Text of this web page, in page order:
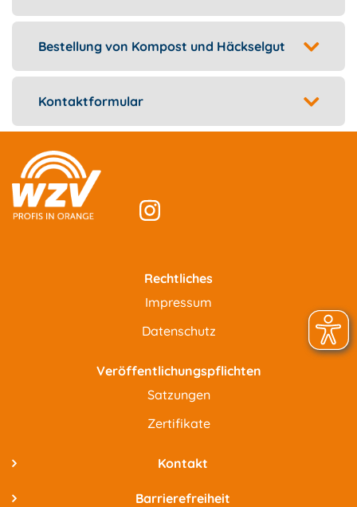
Bestellung von Kompost und Häckselgut
Kontaktformular
Rechtliches
Impressum
Datenschutz
Veröffentlichungspflichten
Satzungen
Zertifikate
Kontakt
Barrierefreiheit